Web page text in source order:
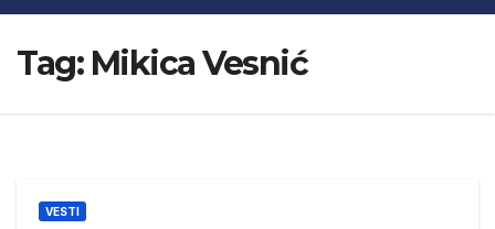
Tag: Mikica Vesnić
VESTI